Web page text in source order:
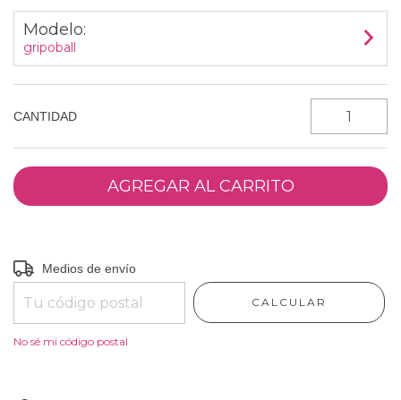
Modelo:
gripoball
CANTIDAD
Entregas para el CP:
Medios de envío
CALCULAR
No sé mi código postal